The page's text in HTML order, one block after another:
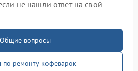
не нашли ответ на свой
Общие вопросы
по ремонту кофеварок